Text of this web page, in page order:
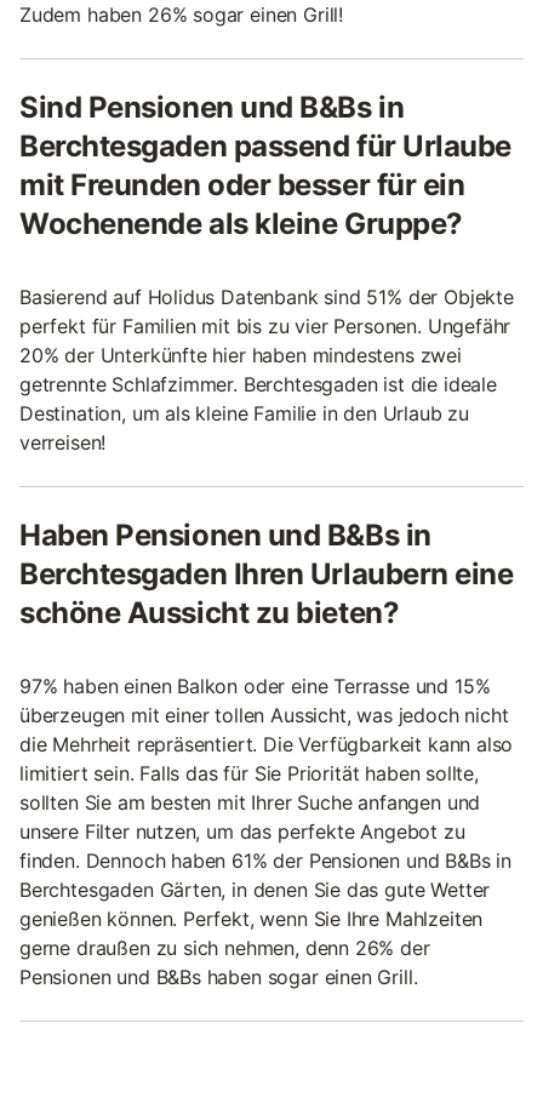
Zudem haben 26% sogar einen Grill!
Sind Pensionen und B&Bs in
Berchtesgaden passend für Urlaube
mit Freunden oder besser für ein
Wochenende als kleine Gruppe?
Basierend auf Holidus Datenbank sind 51% der Objekte
perfekt für Familien mit bis zu vier Personen. Ungefähr
20% der Unterkünfte hier haben mindestens zwei
getrennte Schlafzimmer. Berchtesgaden ist die ideale
Destination, um als kleine Familie in den Urlaub zu
verreisen!
Haben Pensionen und B&Bs in
Berchtesgaden Ihren Urlaubern eine
schöne Aussicht zu bieten?
97% haben einen Balkon oder eine Terrasse und 15%
überzeugen mit einer tollen Aussicht, was jedoch nicht
die Mehrheit repräsentiert. Die Verfügbarkeit kann also
limitiert sein. Falls das für Sie Priorität haben sollte,
sollten Sie am besten mit Ihrer Suche anfangen und
unsere Filter nutzen, um das perfekte Angebot zu
finden. Dennoch haben 61% der Pensionen und B&Bs in
Berchtesgaden Gärten, in denen Sie das gute Wetter
genießen können. Perfekt, wenn Sie Ihre Mahlzeiten
gerne draußen zu sich nehmen, denn 26% der
Pensionen und B&Bs haben sogar einen Grill.